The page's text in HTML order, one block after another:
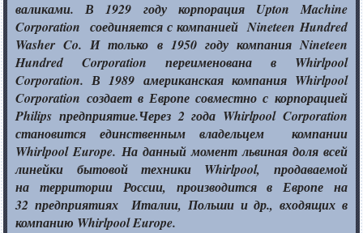
валиками.В 1929 году корпорация Upton Machine
Corporation соединяется с компанией Nineteen Hundred
Washer Co.И только в 1950 годукомпания Nineteen
Hundred Corporation переименована в Whirlpool
Corporation.В 1989 американская компания Whirlpool
Corporation создает в Европе совместнос корпорацией
Philips предприятие.Через2 года Whirlpool Corporation
становится единственным владельцем компании
Whirlpool Europe. На данныймомент львиная доля всей
линейки бытовой техники Whirlpool, продаваемой
на территории России, производитсяв Европена
32 предприятиях
Италии, Польши и др., входящих в
компанию Whirlpool Europe.